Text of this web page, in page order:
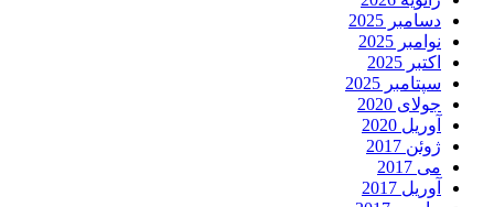
دسامبر 2025
نوامبر 2025
اکتبر 2025
سپتامبر 2025
جولای 2020
آوریل 2020
ژوئن 2017
می 2017
آوریل 2017